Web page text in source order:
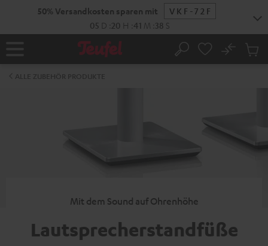
50% Versandkosten sparen mit
VKF-72F
05 D 20 H 41 M 38 S
Startseite Suche
No
Mit dem Sound auf Ohrenhöhe
Lautsprecherstandfüße